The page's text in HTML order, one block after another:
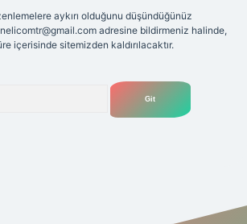
aykırı olduğunu düşündüğünüz
adresine bildirmeniz halinde,
içerisinde sitemizden kaldırılacaktır.